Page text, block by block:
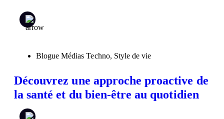
Blogue Médias Techno, Style de vie
Découvrez une approche proactive de
la santé et du bien-être au quotidien